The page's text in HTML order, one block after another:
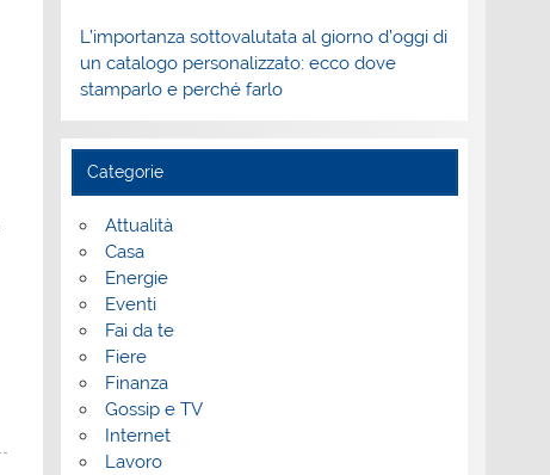
L’importanza sottovalutata al giorno d’oggi di
un catalogo personalizzato: ecco dove
stamparlo e perché farlo
Categorie
Attualità
Casa
Energie
Eventi
Fai da te
Fiere
Finanza
Gossip e TV
Internet
Lavoro